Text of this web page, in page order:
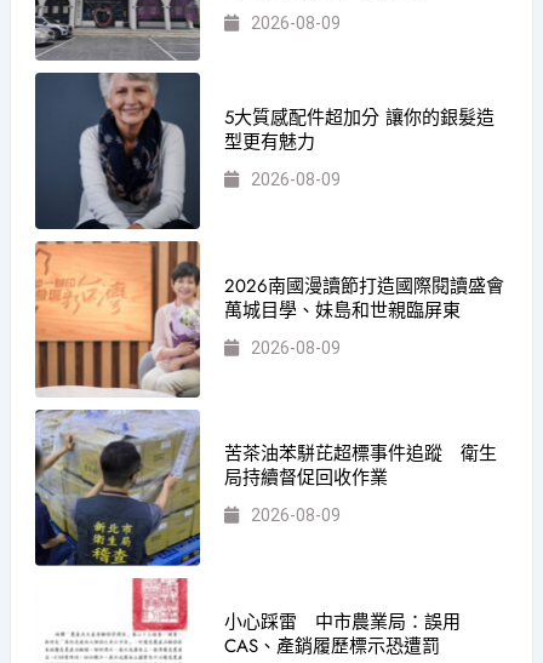
2026-08-09
5大質感配件超加分 讓你的銀髮造
型更有魅力
2026-08-09
2026南國漫讀節打造國際閱讀盛會
萬城目學、妹島和世親臨屏東
2026-08-09
苦茶油苯駢芘超標事件追蹤 衛生
局持續督促回收作業
2026-08-09
小心踩雷 中市農業局：誤用
CAS、產銷履歷標示恐遭罰